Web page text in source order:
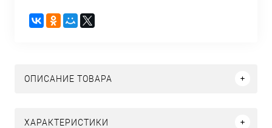
ОПИСАНИЕ ТОВАРА
ХАРАКТЕРИСТИКИ